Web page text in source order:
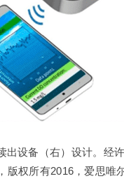
设备（右）设计。经
权所有2016，爱思